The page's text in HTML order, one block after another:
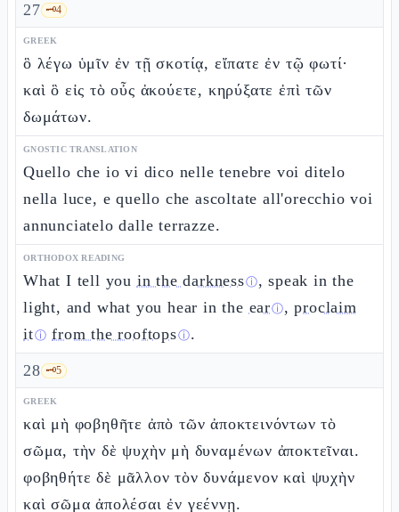
27 🗝️4
GREEK
ὃ λέγω ὑμῖν ἐν τῇ σκοτίᾳ, εἴπατε ἐν τῷ φωτί·
καὶ ὃ εἰς τὸ οὖς ἀκούετε, κηρύξατε ἐπὶ τῶν
δωμάτων.
GNOSTIC TRANSLATION
Quello che io vi dico nelle tenebre voi ditelo
nella luce, e quello che ascoltate all'orecchio voi
annunciatelo dalle terrazze.
ORTHODOX READING
What I tell you in the darknessⓘ, speak in the
light, and what you hear in the earⓘ,proclaim
itⓘ from the rooftopsⓘ.
28 🗝️5
GREEK
καὶ μὴ φοβηθῆτε ἀπὸ τῶν ἀποκτεινόντων τὸ
σῶμα, τὴν δὲ ψυχὴν μὴ δυναμένων ἀποκτεῖναι.
φοβηθήτε δὲ μᾶλλον τὸν δυνάμενον καὶ ψυχὴν
καὶ σῶμα ἀπολέσαι ἐν γεέννῃ.